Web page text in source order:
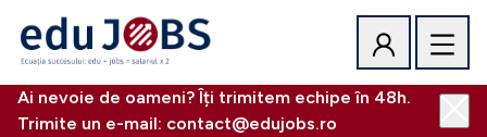
Ai nevoie de oameni? Îți trimitem echipe în 48h.
Trimite un e-mail: contact@edujobs.ro